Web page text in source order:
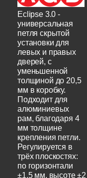
Eclipse 3.0 -
универсальная
петля скрытой
установки для
левых и правых
дверей, с
уменьшенной
толщиной до 20,5
мм в коробку.
Подходит для
алюминиевых
рам, благодаря 4
мм толщине
крепления петли.
Регулируется в
трёх плоскостях:
по горизонтали
±1,5 мм, высоте ±2